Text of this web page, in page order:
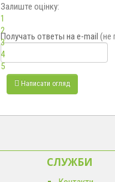
Залиште оцінку:
1
2
3
4
5
Получать ответы на e-mail (не
Написати огляд
CЛУЖБИ